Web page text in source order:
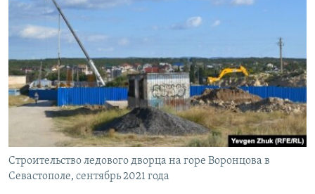
Строительство ледового дворца на горе Воронцова в
Севастополе, сентябрь 2021 года